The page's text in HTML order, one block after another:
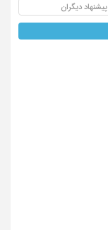
پیشنهاد دیگران